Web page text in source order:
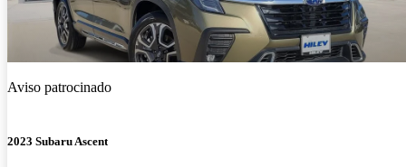
Aviso patrocinado
2023 Subaru Ascent